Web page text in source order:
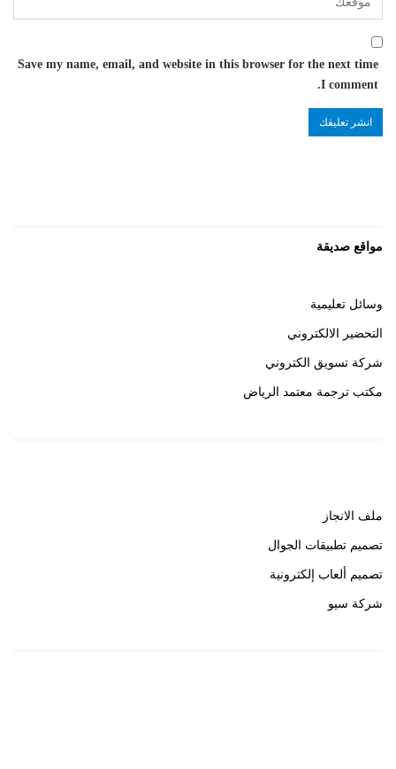
Save my name, email, and website in this browser for the next time
I comment.
مواقع صديقة
وسائل تعليمية
التحضير الالكتروني
شركة تسويق الكتروني
مكتب ترجمة معتمد الرياض
ملف الانجاز
تصميم تطبيقات الجوال
تصميم ألعاب إلكترونية
شركة سيو